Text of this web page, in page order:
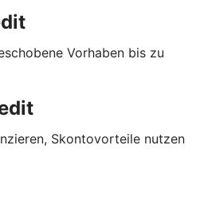
Vorhaben bis zu
Skontovorteile nutzen